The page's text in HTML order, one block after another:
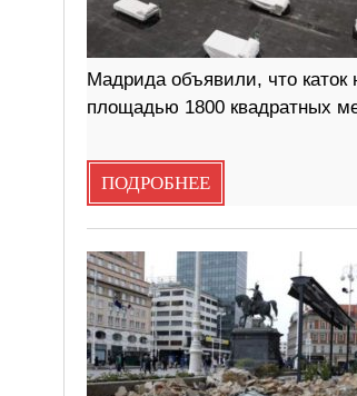
Мадрида объявили, что каток
площадью 1800 квадратных
ПОДРОБНЕЕ